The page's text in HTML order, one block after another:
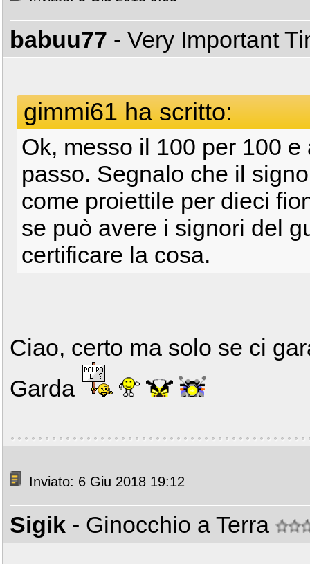
babuu77 - Very Important
gimmi61 ha scritto:
Ok, messo il 100 per 100
passo. Segnalo che il
come proiettile per dieci
se può avere i signori del
certificare la cosa.
Ciao, certo ma solo se ci
Garda
Inviato: 6 Giu 2018 19:12
Sigik - Ginocchio a Terra